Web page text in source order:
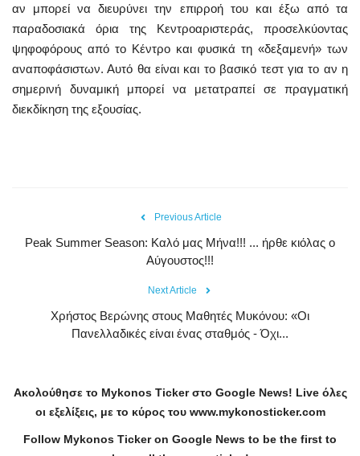
αν μπορεί να διευρύνει την επιρροή του και έξω από τα
παραδοσιακά όρια της Κεντροαριστεράς, προσελκύοντας
ψηφοφόρους από το Κέντρο και φυσικά τη «δεξαμενή» των
αναποφάσιστων. Αυτό θα είναι και το βασικό τεστ για το αν η
σημερινή δυναμική μπορεί να μετατραπεί σε πραγματική
διεκδίκηση της εξουσίας.
Previous Article
Peak Summer Season: Kαλό μας Μήνα!!! ... ήρθε κιόλας ο
Αύγουστος!!!
Next Article
Χρήστος Βερώνης στους Μαθητές Μυκόνου: «Οι
Πανελλαδικές είναι ένας σταθμός - Όχι...
Ακολούθησε το Mykonos Tickerστο Google News! Liveόλες
οι εξελίξεις, με το κύρος του www.mykonosticker.com
Follow Mykonos Ticker on Google News to be the first to